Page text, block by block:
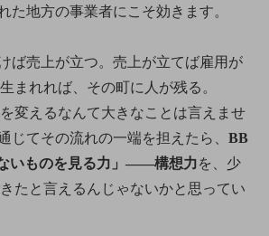
た地方の事業者にこそ効きます。
ば売上が立つ。売上が立てば雇用が
まれれば、その町に人が残る。
変えるなんて大きなことは言えませ
じてその流れの一端を担えたら、BB
いものを見る力」――構想力を、少
たと言えるんじゃないかと思ってい